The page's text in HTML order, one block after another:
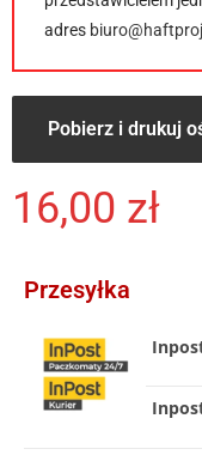
adres
Pobierz i drukuj
16,00 zł
Przesyłka